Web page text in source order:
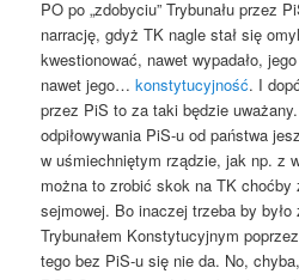
PO po „zdobyciu” Trybunału przez
narrację, gdyż TK nagle stał się
kwestionować, nawet wypadało,
nawet jego…konstytucyjność. I
przez PiS to za taki będzie
odpiłowywania PiS-u od państwa
w uśmiechniętym rządzie, jak np. z
można to zrobić skok na TK choćby
sejmowej. Bo inaczej trzeba by było
Trybunałem Konstytucyjnym
tego bez PiS-u się nie da. No,